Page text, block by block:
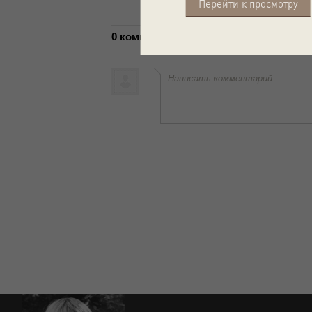
Перейти к просмотру
0 комментариев
Написать комментарий